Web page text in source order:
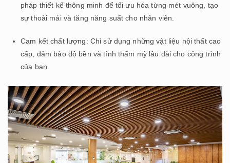
pháp thiết kế thông minh để tối ưu hóa từng mét vuông, tạo
sự thoải mái và tăng năng suất cho nhân viên.
Cam kết chất lượng: Chỉ sử dụng những vật liệu nội thất cao
cấp, đảm bảo độ bền và tính thẩm mỹ lâu dài cho công trình
của bạn.